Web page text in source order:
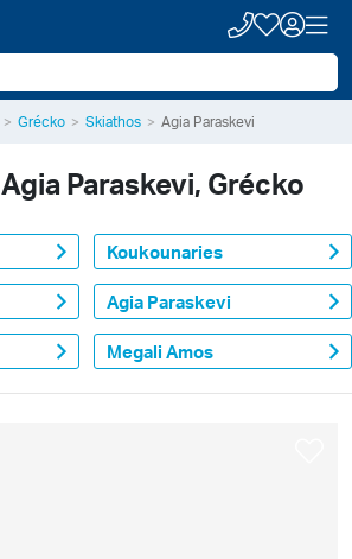
Grécko Skiathos Agia Paraskevi
Agia Paraskevi, Grécko
Koukounaries
Agia Paraskevi
Megali Amos